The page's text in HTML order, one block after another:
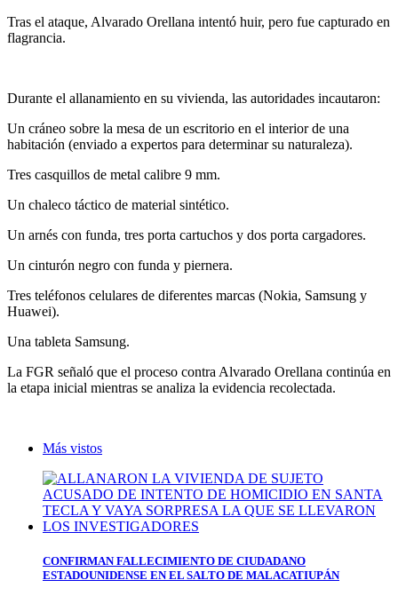
Tras el ataque, Alvarado Orellana intentó huir, pero fue capturado en
flagrancia.
Durante el allanamiento en su vivienda, las autoridades incautaron:
Un cráneo sobre la mesa de un escritorio en el interior de una
habitación (enviado a expertos para determinar su naturaleza).
Tres casquillos de metal calibre 9 mm.
Un chaleco táctico de material sintético.
Un arnés con funda, tres porta cartuchos y dos porta cargadores.
Un cinturón negro con funda y piernera.
Tres teléfonos celulares de diferentes marcas (Nokia, Samsung y
Huawei).
Una tableta Samsung.
La FGR señaló que el proceso contra Alvarado Orellana continúa en
la etapa inicial mientras se analiza la evidencia recolectada.
Más vistos
CONFIRMAN FALLECIMIENTO DE CIUDADANO
ESTADOUNIDENSE EN EL SALTO DE MALACATIUPÁN